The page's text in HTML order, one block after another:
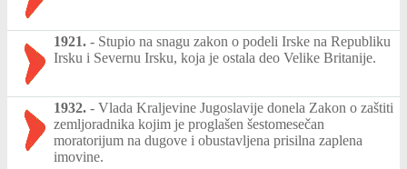
1921. - Stupio na snagu zakon o podeli Irske na Republiku
Irsku i Severnu Irsku, koja je ostala deo Velike Britanije.
1932. - Vlada Kraljevine Jugoslavije donela Zakon o zaštiti
zemljoradnika kojim je proglašen šestomesečan
moratorijum na dugove i obustavljena prisilna zaplena
imovine.